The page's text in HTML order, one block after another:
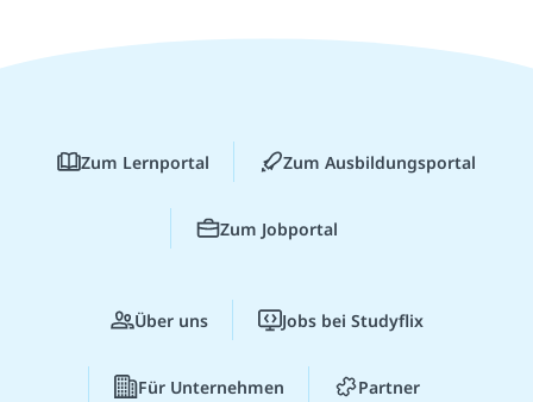
Zum Lernportal Zum Ausbildungsportal
Zum Jobportal
Über uns Jobs bei Studyflix
Für Unternehmen Partner